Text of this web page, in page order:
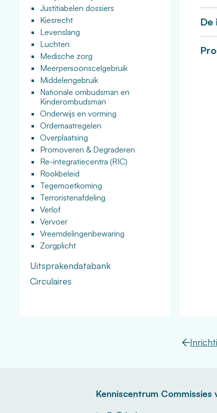
De
Justitiabelen dossiers
Kiesrecht
Levenslang
Luchten
Medische zorg
Meerpersoonscelgebruik
Middelengebruik
Nationale ombudsman en
Kinderombudsman
Onderwijs en vorming
Ordemaatregelen
Overplaatsing
Promoveren & Degraderen
Re-integratiecentra (RIC)
Rookbeleid
Tegemoetkoming
Terroristenafdeling
Verlof
Vervoer
Vreemdelingenbewaring
Zorgplicht
Uitsprakendatabank
Circulaires
Kenniscentrum Commissies